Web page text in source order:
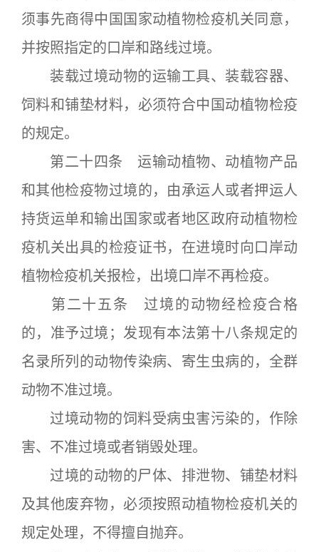
须事先商得中国国家动植物检疫机关同意，
并按照指定的口岸和路线过境。
装载过境动物的运输工具、装载容器、
饲料和铺垫材料，必须符合中国动植物检疫
的规定。
第二十四条 运输动植物、动植物产品
和其他检疫物过境的，由承运人或者押运人
持货运单和输出国家或者地区政府动植物检
疫机关出具的检疫证书，在进境时向口岸动
植物检疫机关报检，出境口岸不再检疫。
第二十五条 过境的动物经检疫合格
的，准予过境；发现有本法第十八条规定的
名录所列的动物传染病、寄生虫病的，全群
动物不准过境。
过境动物的饲料受病虫害污染的，作除
害、不准过境或者销毁处理。
过境的动物的尸体、排泄物、铺垫材料
及其他废弃物，必须按照动植物检疫机关的
规定处理，不得擅自抛弃。